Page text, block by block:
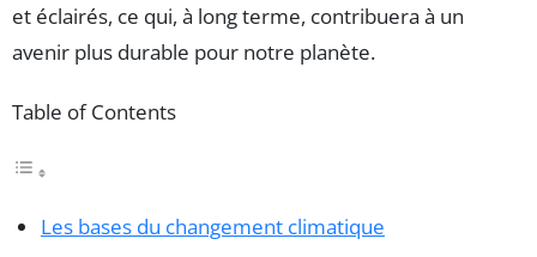
et éclairés, ce qui, à long terme, contribuera à un
avenir plus durable pour notre planète.
Table of Contents
Les bases du changement climatique